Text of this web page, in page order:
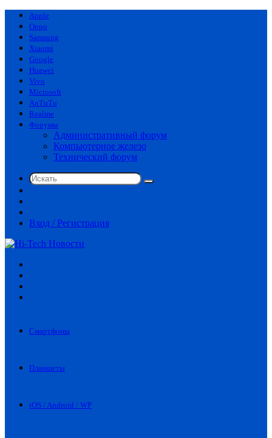
Apple
Oppo
Samsung
Xiaomi
Google
Huawei
Vivo
Microsoft
AnTuTu
Realme
Форумы
Административный форум
Компьютерное железо
Технический форум
Искать
статья
Вход / Регистрация
Смартфоны
Планшеты
iOS / Android / WP